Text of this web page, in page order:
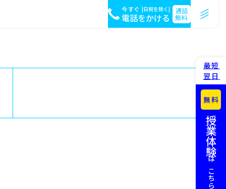
今すぐ |日祝を除く|
電話をかける
通話
無料
最短
翌日
無料
授業体験
はこちら